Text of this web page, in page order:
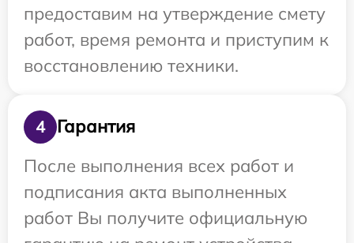
предоставим на утверждение смету
работ, время ремонта и приступим к
восстановлению техники.
4
Гарантия
После выполнения всех работ и
подписания акта выполненных
работ Вы получите официальную